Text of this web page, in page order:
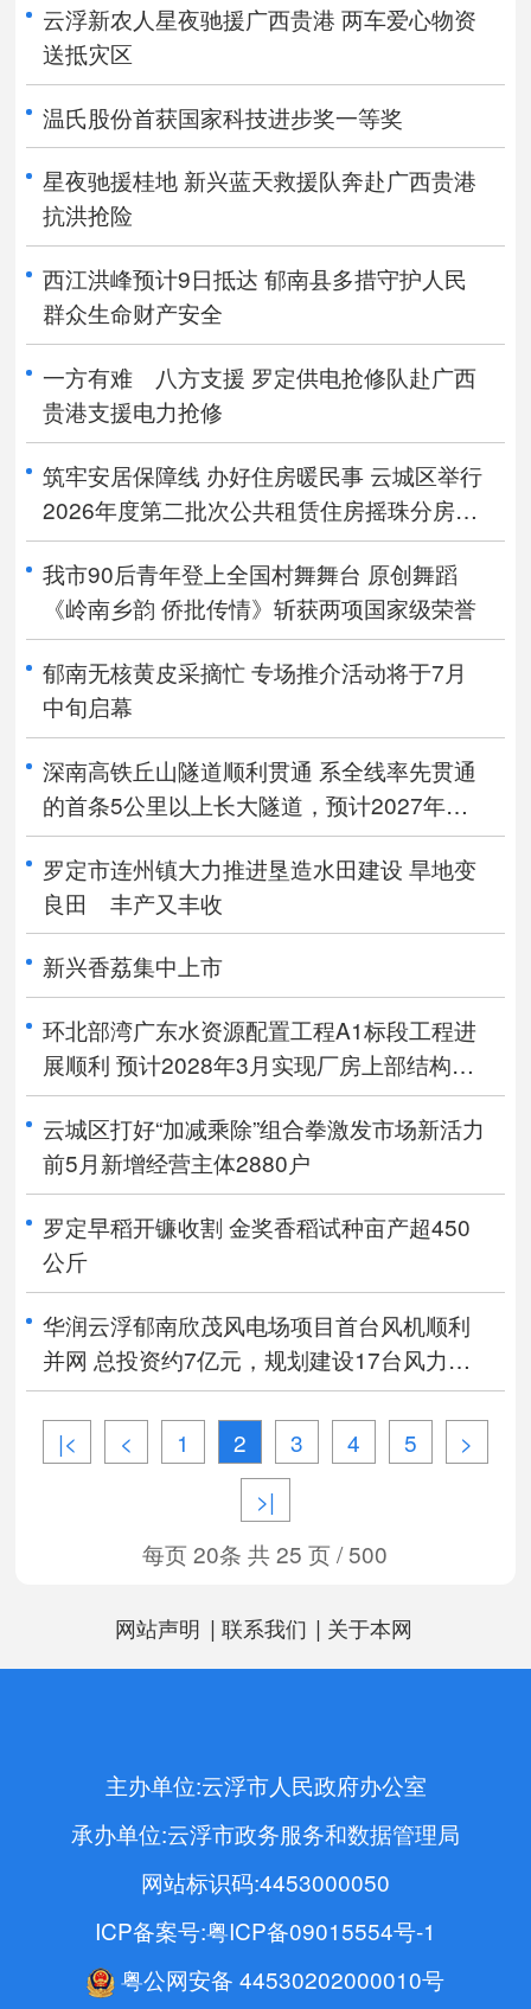
云浮新农人星夜驰援广西贵港 两车爱心物资
送抵灾区
温氏股份首获国家科技进步奖一等奖
星夜驰援桂地 新兴蓝天救援队奔赴广西贵港
抗洪抢险
西江洪峰预计9日抵达 郁南县多措守护人民
群众生命财产安全
一方有难 八方支援 罗定供电抢修队赴广西
贵港支援电力抢修
筑牢安居保障线 办好住房暖民事 云城区举行
2026年度第二批次公共租赁住房摇珠分房活
动
我市90后青年登上全国村舞舞台 原创舞蹈
《岭南乡韵 侨批传情》斩获两项国家级荣誉
郁南无核黄皮采摘忙 专场推介活动将于7月
中旬启幕
深南高铁丘山隧道顺利贯通 系全线率先贯通
的首条5公里以上长大隧道，预计2027年建
成通车
罗定市连州镇大力推进垦造水田建设 旱地变
良田 丰产又丰收
新兴香荔集中上市
环北部湾广东水资源配置工程A1标段工程进
展顺利 预计2028年3月实现厂房上部结构封
顶
云城区打好“加减乘除”组合拳激发市场新活力
前5月新增经营主体2880户
罗定早稻开镰收割 金奖香稻试种亩产超450
公斤
华润云浮郁南欣茂风电场项目首台风机顺利
并网 总投资约7亿元，规划建设17台风力发
电机组
|<
< 1 2 3 4 5
>
>|
每页 20条 共 25 页 / 500
网站声明 | 联系我们 | 关于本网
主办单位:云浮市人民政府办公室
承办单位:云浮市政务服务和数据管理局
网站标识码:4453000050
ICP备案号:粤ICP备09015554号-1
粤公网安备 44530202000010号